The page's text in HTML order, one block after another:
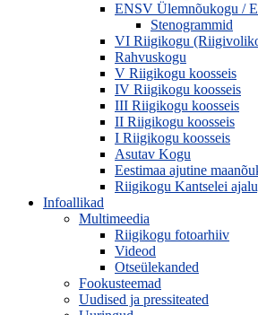
ENSV Ülemnõukogu /
Stenogrammid
VI Riigikogu
Rahvuskogu
V Riigikogu koosseis
IV Riigikogu koosseis
III Riigikogu koosseis
II Riigikogu koosseis
I Riigikogu koosseis
Asutav Kogu
Eestimaa ajutine
Riigikogu Kantselei
Infoallikad
Multimeedia
Riigikogu fotoarhiiv
Videod
Otseülekanded
Fookusteemad
Uudised ja pressiteated